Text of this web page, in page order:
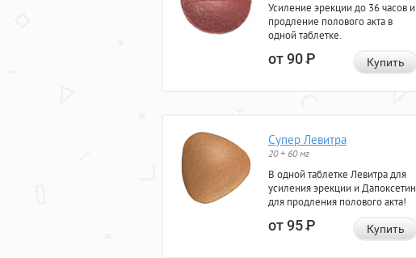
Усиление эрекции до 36 часов и
продление полового акта в
одной таблетке.
от 90Р Купить
Супер Левитра
20 + 60 мг
В одной таблетке Левитра для
усиления эрекции и Дапоксетин
для продления полового акта!
от 95Р Купить